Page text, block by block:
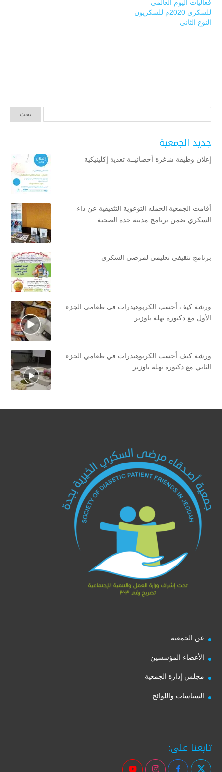
فعاليات اليوم العالمي
للسكري 2020م للسكريون
النوع الثاني
جديد الجمعية
إعلان وظيفة شاغرة أخصائيــة تغذية إكلينيكية
أقامت الجمعية الحمله التوعوية التثقيفية عن داء
السكري ضمن برنامج مدينة جدة الصحية
برنامج تثقيفي تعليمي لمرضى السكري
ورشة كيف أحسب الكربوهيدرات في طعامي الجزء
الأول مع دكتورة نهلة باوزير
ورشة كيف أحسب الكربوهيدرات في طعامي الجزء
الثاني مع دكتورة نهلة باوزير
عن الجمعية
الأعضاء المؤسسين
مجلس إدارة الجمعية
السياسات واللوائح
تابعنا على: